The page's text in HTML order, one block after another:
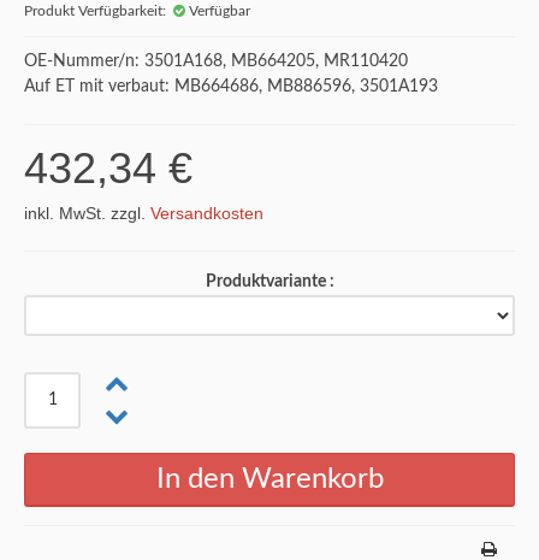
Produkt Verfügbarkeit:
Verfügbar
OE-Nummer/n: 3501A168, MB664205, MR110420
Auf ET mit verbaut: MB664686, MB886596, 3501A193
432,34 €
inkl. MwSt. zzgl. Versandkosten
Produktvariante